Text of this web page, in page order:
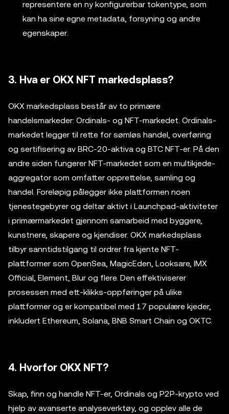
representere en ny konfigurerbar tokentype, som
kan ha sine egne metadata, forsyning og andre
egenskaper.
3. Hva er OKX NFT markedsplass?
OKX markedsplass består av to primære
handelsmarkeder: Ordinals- og NFT-markedet. Ordinals-
markedet legger til rette for sømløs handel, overføring
og sertifisering av BRC-20-aktiva og BTC NFT-er. På den
andre siden fungerer NFT-markedet som en multikjede-
aggregator som omfatter opprettelse, samling og
handel. Foreløpig pålegger ikke plattformen noen
tjenestegebyrer og deltar aktivt i Launchpad-aktiviteter
i primærmarkedet gjennom samarbeid med byggere,
kunstnere, skapere og kjendiser. OKX markedsplass
tilbyr sanntidstilgang til ordrer fra kjente NFT-
plattformer som OpenSea, MagicEden, Looksare, IMX
Official, Element, Blur og flere. Den effektiviserer
prosessen med ett-klikks-oppføringer på ulike
plattformer og er kompatibel med 17 populære kjeder,
inkludert Ethereum, Solana, BNB Smart Chain og OKTC.
4. Hvorfor OKX NFT?
Skap, finn og handle NFT-er, Ordinals og P2P-krypto ved
hjelp av avanserte analyseverktøy, og opplev alle de